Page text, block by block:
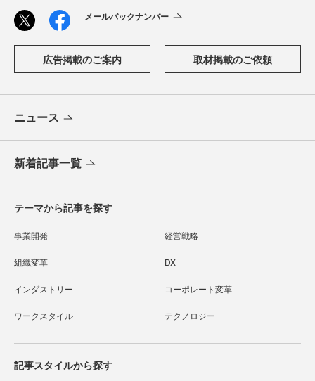
メールバックナンバー
広告掲載のご案内 取材掲載のご依頼
ニュース
新着記事一覧
テーマから記事を探す
事業開発 経営戦略
組織変革 DX
インダストリー コーポレート変革
ワークスタイル テクノロジー
記事スタイルから探す